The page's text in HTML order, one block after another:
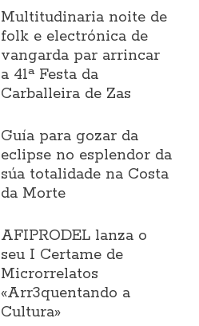
Multitudinaria noite de
folk e electrónica de
vangarda par arrincar
a 41ª Festa da
Carballeira de Zas
Guía para gozar da
eclipse no esplendor da
súa totalidade na Costa
da Morte
AFIPRODEL lanza o
seu I Certame de
Microrrelatos
«Arr3quentando a
Cultura»